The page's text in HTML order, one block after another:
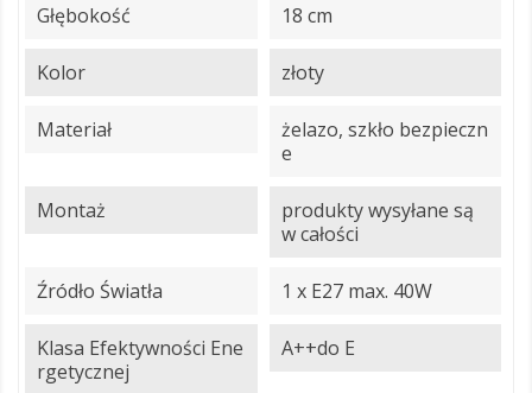
Głębokość 18 cm
Kolor złoty
Materiał
żelazo, szkło bezpieczn
e
Montaż
produkty wysyłane są
w całości
Źródło Światła 1 x E27 max. 40W
Klasa Efektywności Ene
Rgetycznej
A++do E